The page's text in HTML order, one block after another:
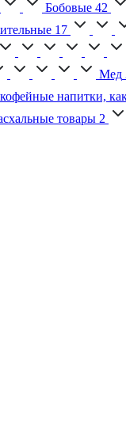
Бобовые 42
17
Мед
напитки,
товары 2